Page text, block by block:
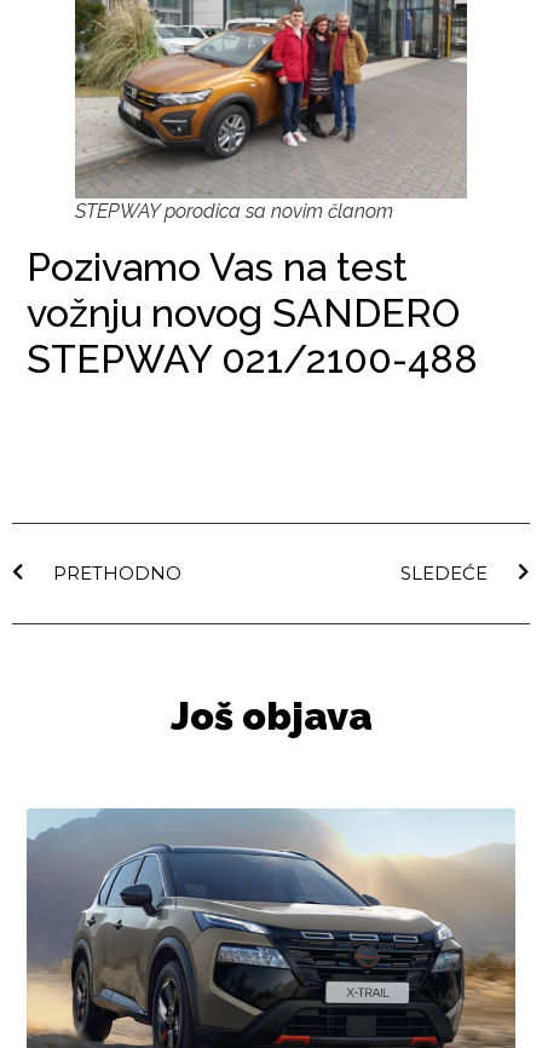
STEPWAY porodica sa novim članom
Pozivamo Vas na test
vožnju novog SANDERO
STEPWAY 021/2100-488
PRETHODNO SLEDEĆE
Još objava